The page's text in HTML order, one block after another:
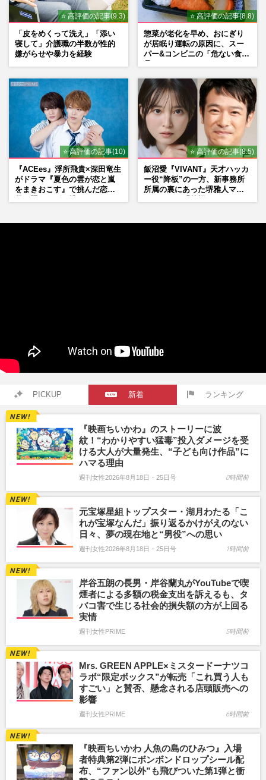
⭐ 高評価の記事(9.3)
「皮をめくって洗え」「添い
寝して」介護職の半数が性的
嫌がらせや暴力を経験
⭐ 高評価の記事(8.8)
惣菜が老化を早め、おにぎり
が居眠り運転の原因に、スー
パー&コンビニの「危ない食
⭐ 高評価の記事(10)
『ACEes』浮所飛貴×深田竜生
がドラマ『夏色の雲が恋と嵐
をまきおこす』で挑んだ恋人
⭐ 高評価の記事(8.5)
飯沼愛『VIVANT』天才ハッカ
ー役“降板”の一方、新事務所
所属の裏にあった堺雅人マネ
PICKUP 新着 ランキング
『映画ちいかわ』のストーリーに波
紋！“わかりやすい猛毒”投入ダメージを受
ける大人が大量発生、“子ども向け作品”に
ハマる理由
週刊女性2026年8月18日・25日号 0時間前
元宝塚星組トップスター・湖月わたる「こ
れが宝塚なんだ」振り返るかけがえのない
日々、夢の現在地と“男役”への思い
週刊女性2026年8月18日・25日号 1時間前
岸谷五朗の長男・岸谷蘭丸がYouTubeで喫
煙者による多額の税金支出を訴えるも、タ
バコ害で生じる社会的損失額の方が上回る
実情
週刊女性PRIME 5時間前
Mrs. GREEN APPLE×ミスタードーナツコ
ラボ“限定ボックス”が転売「これ買う人も
すごい」と賛否、懸念される店頭販売への
影響
週刊女性PRIME 6時間前
『映画ちいかわ 人魚の島のひみつ』入場
者特典第2弾にボンボンドロップシール配
布、“ファン以外”も飛びついた第1弾と衝